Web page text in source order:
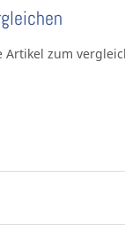
Artikel zum